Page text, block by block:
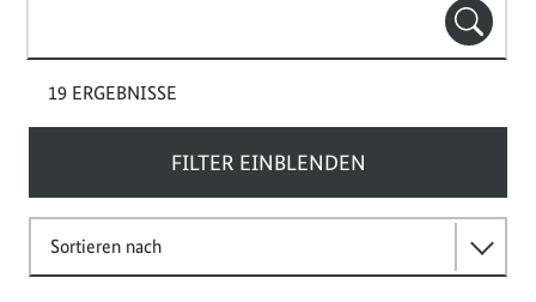
19 ERGEBNISSE
FILTER EINBLENDEN
Sortieren nach